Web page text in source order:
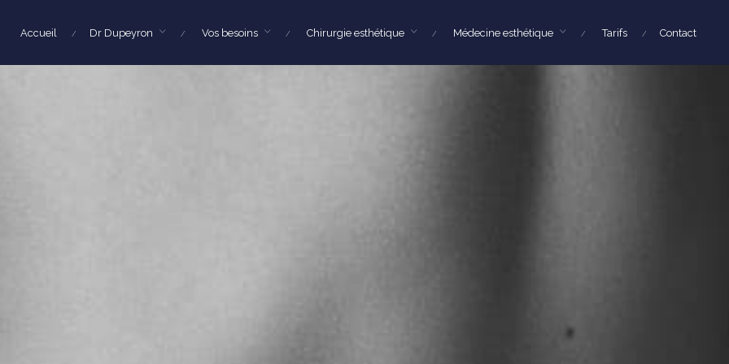
Accueil Dr Dupeyron Vos besoins Chirurgie esthétique Médecine esthétique Tarifs Contact